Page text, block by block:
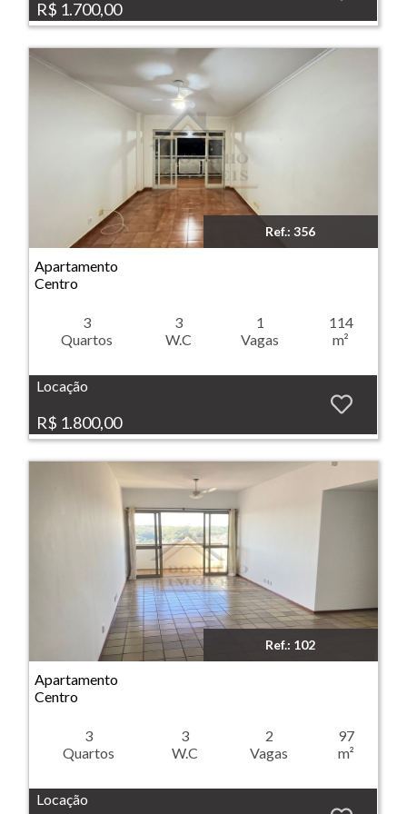
R$ 1.700,00
Imóvel: Apartamento - Centro - Ribeirão Preto Ref.: 356
Apartamento
Centro
3
Quartos
3
W.C
1
Vagas
114
m²
Locação
R$ 1.800,00
Imóvel: Apartamento - Centro - Ribeirão Preto Ref.: 102
Apartamento
Centro
3
Quartos
3
W.C
2
Vagas
97
m²
Locação